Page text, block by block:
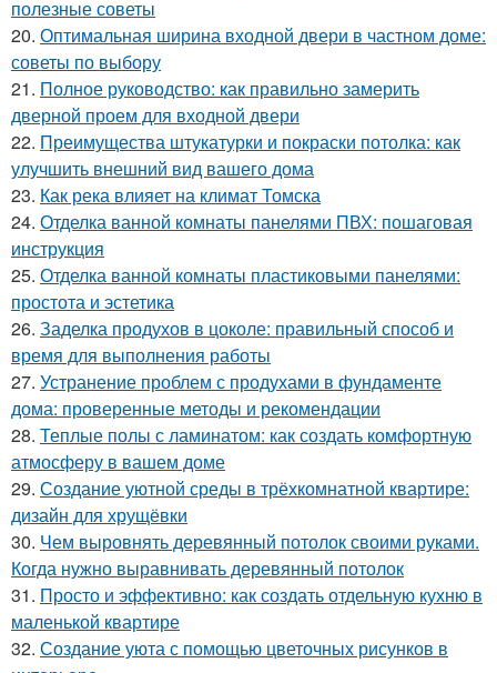
полезные советы
20. Оптимальная ширина входной двери в частном доме:
советы по выбору
21. Полное руководство: как правильно замерить
дверной проем для входной двери
22. Преимущества штукатурки и покраски потолка: как
улучшить внешний вид вашего дома
23. Как река влияет на климат Томска
24. Отделка ванной комнаты панелями ПВХ: пошаговая
инструкция
25. Отделка ванной комнаты пластиковыми панелями:
простота и эстетика
26. Заделка продухов в цоколе: правильный способ и
время для выполнения работы
27. Устранение проблем с продухами в фундаменте
дома: проверенные методы и рекомендации
28. Теплые полы с ламинатом: как создать комфортную
атмосферу в вашем доме
29. Создание уютной среды в трёхкомнатной квартире:
дизайн для хрущёвки
30. Чем выровнять деревянный потолок своими руками.
Когда нужно выравнивать деревянный потолок
31. Просто и эффективно: как создать отдельную кухню в
маленькой квартире
32. Создание уюта с помощью цветочных рисунков в